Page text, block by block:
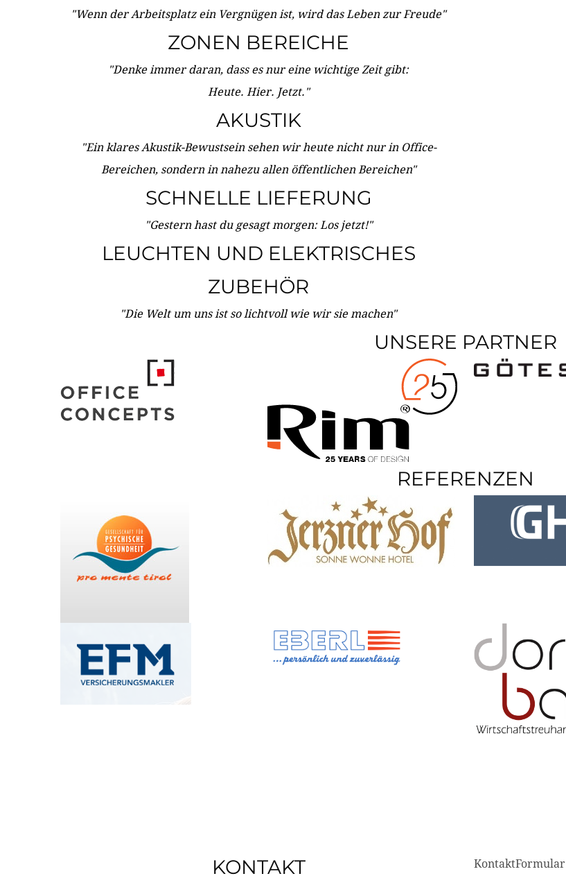
"Wenn der Arbeitsplatz ein Vergnügen ist, wird das Leben zur Freude"
ZONEN BEREICHE
"Denke immer daran, dass es nur eine wichtige Zeit gibt:
Heute. Hier. Jetzt."
AKUSTIK
"Ein klares Akustik-Bewustsein sehen wir heute nicht nur in Office-
Bereichen, sondern in nahezu allen öffentlichen Bereichen"
SCHNELLE LIEFERUNG
"Gestern hast du gesagt morgen: Los jetzt!"
LEUCHTEN UND ELEKTRISCHES
ZUBEHÖR
"Die Welt um uns ist so lichtvoll wie wir sie machen"
UNSERE PARTNER
REFERENZEN
KONTAKT KontaktFormular